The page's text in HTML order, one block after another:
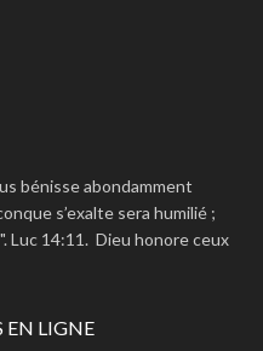
bénisse abondamment
s’exalte sera humilié ;
Luc 14:11. Dieu honore ceux
EN LIGNE